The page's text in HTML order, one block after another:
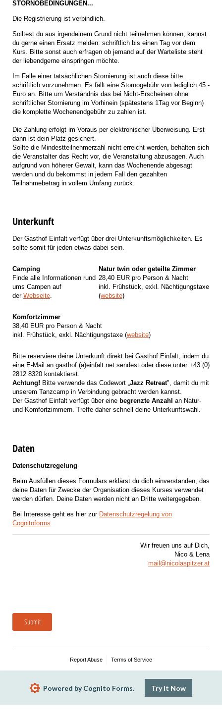
STORNOBEDINGUNGEN...
Die Registrierung ist verbindlich.
Solltest du aus irgendeinem Grund nicht teilnehmen können, kannst
du gerne einen Ersatz melden: schriftlich bis einen Tag vor dem
Kurs. Bitte sonst auch erfragen ob jemand auf der Warteliste steht
der liebendgerne einspringen möchte.
Im Falle einer tatsächlichen Stornierung ist auch diese bitte
schriftlich vorzunehmen. Es fällt eine Stornogebühr von lediglich 45.-
Euro an. Bitte um Verständnis das bei Nicht-Erscheinen ohne
schriftlicher Stornierung im Vorhinein (spätestens 1Tag vor Beginn)
die komplette Wochenendgebühr zu zahlen ist.
Die Zahlung erfolgt im Voraus per elektronischer Überweisung. Erst
dann ist dein Platz gesichert.
Sollte die Mindestteilnehmerzahl nicht erreicht werden, behalten sich
die Veranstalter das Recht vor, die Veranstaltung abzusagen. Auch
aufgrund von höherer Gewalt, kann das Wochenende abgesagt
werden und du bekommst in jedem Fall den gezahlten
Teilnahmebetrag in vollem Umfang zurück.
Unterkunft
Der Gasthof Einfalt verfügt über drei Unterkunftsmöglichkeiten. Es
sollte somit für jeden etwas dabei sein.
Camping
Finde alle Informationen rund
ums Campen auf
der Webseite.
Natur twin oder geteilte Zimmer
28,40 EUR pro Person & Nacht
inkl. Frühstück, exkl. Nächtigungstaxe
(website)
Komfortzimmer
38,40 EUR pro Person & Nacht
inkl. Frühstück, exkl. Nächtigungstaxe (website)
Bitte reserviere deine Unterkunft direkt bei Gasthof Einfalt, indem du
eine E-Mail an gasthof (a)einfalt.net sendest oder diese unter +43 (0)
2812 8320 kontaktierst.
Achtung! Bitte verwende das Codewort „Jazz Retreat", damit du mit
unserem Tanzcamp in Verbindung gebracht werden kannst.
Der Gasthof Einfalt verfügt über eine begrenzte Anzahl an Natur-
und Komfortzimmern. Treffe daher schnell deine Unterkunftswahl.
Daten
Datenschutzregelung
Beim Ausfüllen dieses Formulars erklärst du dich einverstanden, das
deine Daten für Zwecke der Organisation dieses Kurses verwendet
werden dürfen. Deine Daten werden nicht an Dritte weitergegeben.
Bei Interesse geht es hier zur Datenschutzregelung von
Cognitoforms
Wir freuen uns auf Dich,
Nico & Lena
mail@nicolaspitzer.at
Submit
Report Abuse Terms of Service
Powered by Cognito Forms. Try It Now